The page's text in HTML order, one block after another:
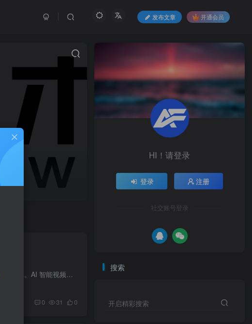
发布文章 开通会员
一、前言随着人工智能技术的快速发展，传统的视频监控系统正在经历从'看得见'到'看得懂'的深刻变革。AI 智能视频监控技术已经成为现代安防领域的核心驱动力，本文将深入分析该技术的发展趋势与...
0 31 0
HI！请登录
登录 注册
社交账号登录
搜索
开启精彩搜索